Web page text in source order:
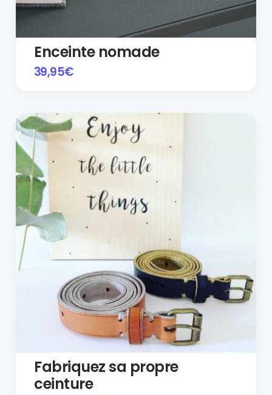
Enceinte nomade
39,95€
Fabriquez sa propre
ceinture